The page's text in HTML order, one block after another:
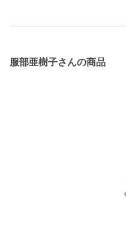
服部亜樹子さんの商品